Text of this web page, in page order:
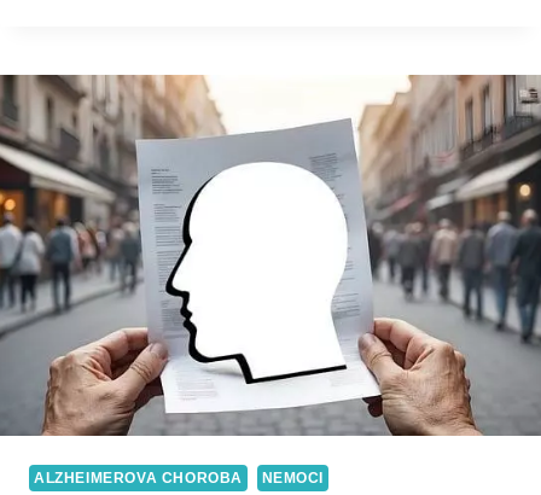
VAŠICH
ZIMOMŘIVÝCH
CHVILEK
ALZHEIMEROVA CHOROBA NEMOCI